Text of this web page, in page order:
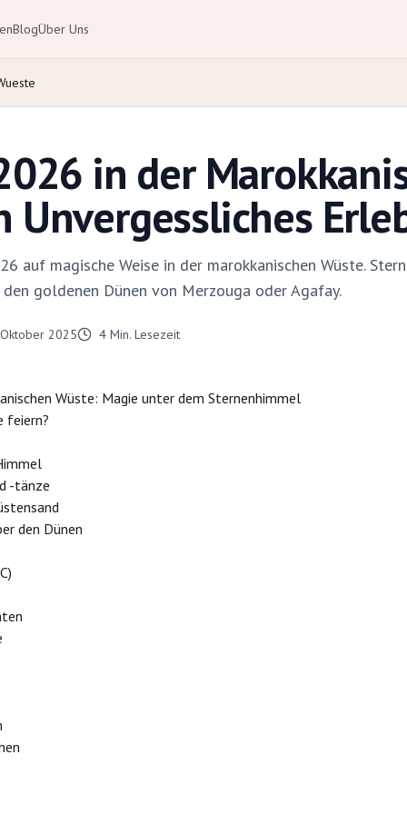
BlogÜber Uns
in der
Unvergessliches
auf magische Weise in der marokkanischen Wüste.
goldenen Dünen von Merzouga oder Agafay.
2025 4 Min. Lesezeit
Wüste: Magie unter dem Sternenhimmel
feiern?
-tänze
den Dünen